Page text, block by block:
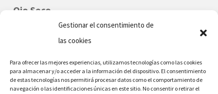
Gestionar el consentimiento de
las cookies
Para ofrecer las mejores experiencias, utilizamos tecnologías como las cookies
para almacenar y/o acceder a la información del dispositivo. El consentimiento
de estas tecnologías nos permitirá procesar datos como el comportamiento de
navegación o las identificaciones únicas en este sitio. No consentir o retirar el
Ojo Seco
Oftalmología Infantil